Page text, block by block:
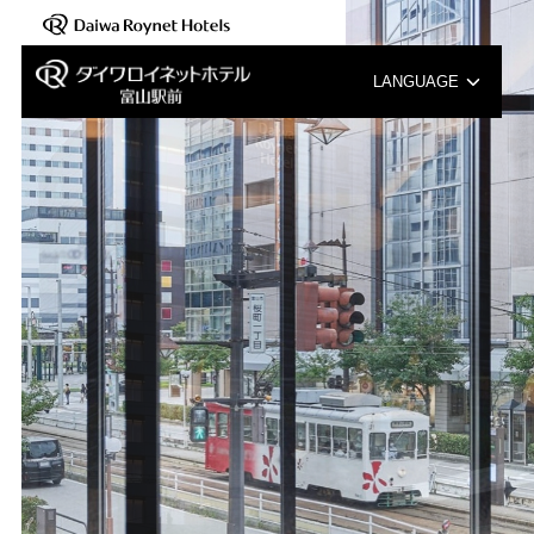
LANGUAGE
English
中文（簡体字）
中文（繁体字）
한국어